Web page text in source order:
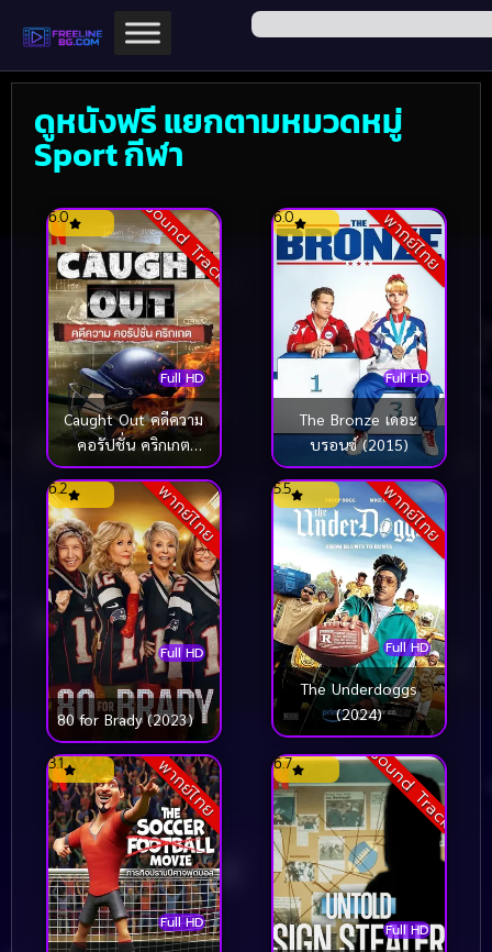
ดูหนังฟรี แยกตามหมวดหมู่
Sport กีฬา
Sound Track
Full HD
6.0
Caught Out คดีความ
คอรัปชั่น คริกเกต
(2023)
พากย์ไทย
Full HD
6.0
The Bronze เดอะ
บรอนซ์ (2015)
พากย์ไทย
Full HD
6.2
80 for Brady (2023)
พากย์ไทย
Full HD
5.5
The Underdoggs
(2024)
พากย์ไทย
Full HD
3.1 Sound Track
Full HD
6.7